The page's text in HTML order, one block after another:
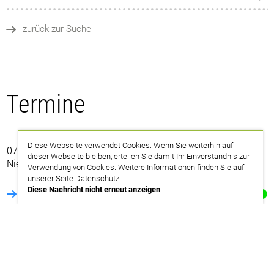
Diese Webseite verwendet Cookies. Wenn Sie weiterhin auf
dieser Webseite bleiben, erteilen Sie damit Ihr Einverständnis zur
Verwendung von Cookies. Weitere Informationen finden Sie auf
unserer Seite Datenschutz.
Diese Nachricht nicht erneut anzeigen
zurück zur Suche
Termine
07.12. – 11.12.2026
Niedersachsen | Walsrode
weitere Infos | Anmeldung